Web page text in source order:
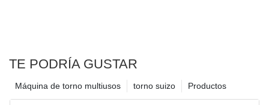
TE PODRÍA GUSTAR
Productos
torno suizo
Máquina de torno multiusos